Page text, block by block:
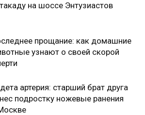
на шоссе Энтузиастов
прощание: как домашние
узнают о своей скорой
артерия: старший брат друга
подростку ножевые ранения